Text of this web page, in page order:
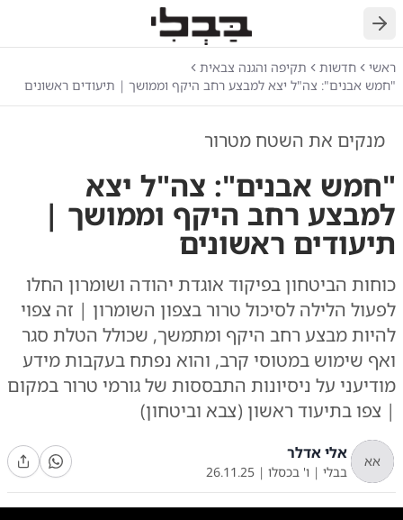
חזרה
ראשי חדשות
תקיפה והגנה צבאית
"חמש אבנים": צה"ל יצא למבצע רחב היקף וממושך | תיעודים ראשונים
מנקים את השטח מטרור
"חמש אבנים": צה"ל יצא
למבצע רחב היקף וממושך |
תיעודים ראשונים
כוחות הביטחון בפיקוד אוגדת יהודה ושומרון החלו
לפעול הלילה לסיכול טרור בצפון השומרון | זה צפוי
להיות מבצע רחב היקף ומתמשך, שכולל הטלת סגר
ואף שימוש במטוסי קרב, והוא נפתח בעקבות מידע
מודיעני על ניסיונות התבססות של גורמי טרור במקום
| צפו בתיעוד ראשון (צבא וביטחון)
אא אלי אדלר
בבלי | ו' בכסלו |
26.11.25